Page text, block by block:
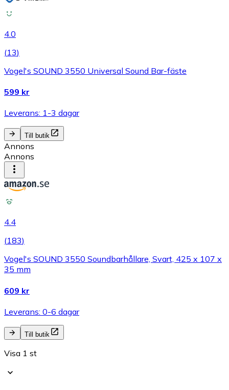
4.0
(13)
Vogel's SOUND 3550 Universal Sound Bar-fäste
599 kr
Leverans: 1-3 dagar
Till butik
Annons
Annons
4.4
(183)
Vogel's SOUND 3550 Soundbarhållare, Svart, 425 x 107 x
35 mm
609 kr
Leverans: 0-6 dagar
Till butik
Visa 1 st